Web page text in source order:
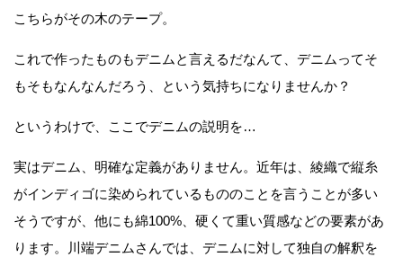
こちらがその木のテープ。
これで作ったものもデニムと言えるだなんて、デニムってそ
もそもなんなんだろう、という気持ちになりませんか？
というわけで、ここでデニムの説明を…
実はデニム、明確な定義がありません。近年は、綾織で縦糸
がインディゴに染められているもののことを言うことが多い
そうですが、他にも綿100%、硬くて重い質感などの要素があ
ります。川端デニムさんでは、デニムに対して独自の解釈を